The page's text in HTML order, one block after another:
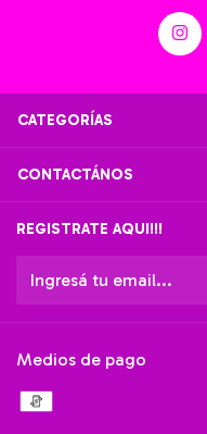
CATEGORÍAS
CONTACTÁNOS
REGISTRATE AQUI!!!
Medios de pago